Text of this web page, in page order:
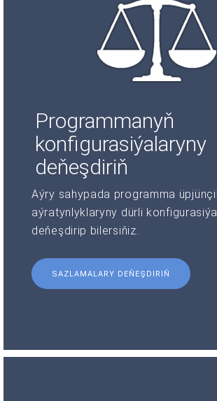
Programmanyň
konfigurasiýalaryny
deňeşdiriň
Aýry sahypada programma
aýratynlyklaryny dürli
deňeşdirip bilersiňiz.
SAZLAMALARY DEŇEŞDIRIŇ